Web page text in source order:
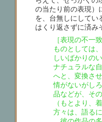
の当たり前の表現）
を、台無しにしてい
はくり返さずに済み
［表現の不一
ものとしては
しいばかりの
ナチュラルな
へと、変換さ
情がないがし
品などが、そ
（もとより、
方々は、語る